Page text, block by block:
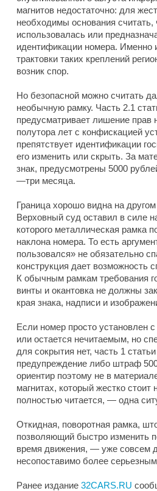
магнитов недостаточно: для
необходимы основания считать,
использовалась или
идентификации номера. Именно
трактовки таких креплений
возник спор.
Но безопасной можно считать
необычную рамку. Часть 2.1
предусматривает лишение прав
полутора лет с конфискацией
препятствует идентификации
его изменить или скрыть. За
знак, предусмотрены 5000
—три месяца.
Граница хорошо видна на
Верховный суд оставил в силе
которого металлическая рамка
наклона номера. То есть
пользовался» не обязательно
конструкция дает возможность
К обычным рамкам требования
винты и окантовка не должны
края знака, надписи и
Если номер просто установлен
или остается нечитаемым, но
для сокрытия нет, часть 1
предупреждение либо штраф
ориентир поэтому не в
магнитах, который жестко
полностью читается, — одна
Откидная, поворотная рамка,
позволяющий быстро изменить
время движения, — уже совсем
несопоставимо более
Ранее издание 32CARS.RU